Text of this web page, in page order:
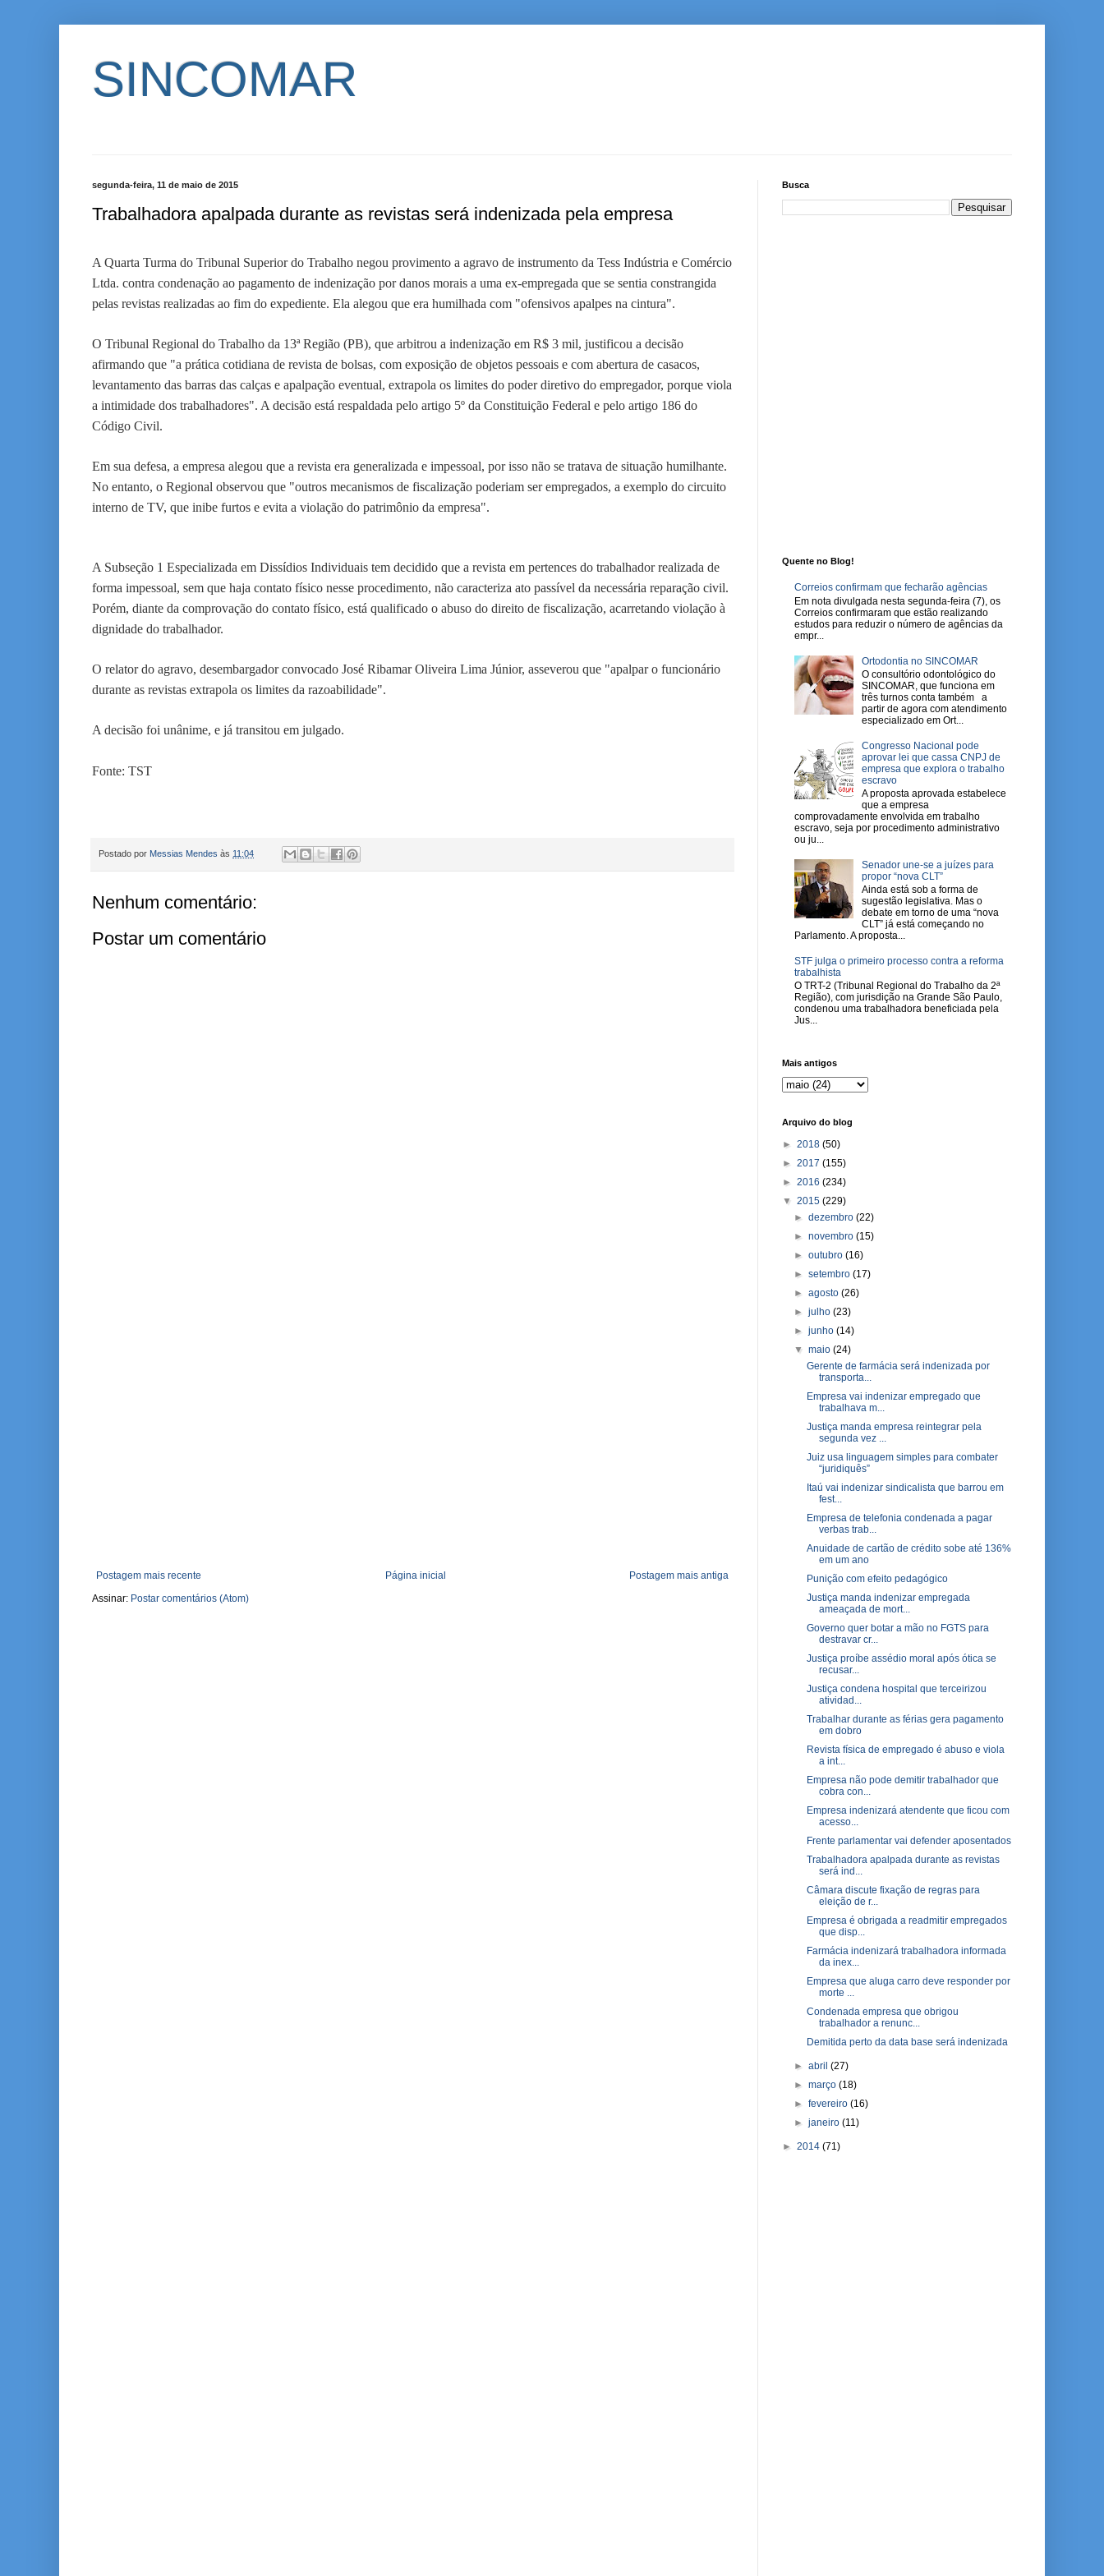
SINCOMAR
segunda-feira, 11 de maio de 2015
Trabalhadora apalpada durante as revistas será indenizada pela empresa
A Quarta Turma do Tribunal Superior do Trabalho negou provimento a agravo de instrumento da Tess Indústria e Comércio
Ltda. contra condenação ao pagamento de indenização por danos morais a uma ex-empregada que se sentia constrangida
pelas revistas realizadas ao fim do expediente. Ela alegou que era humilhada com "ofensivos apalpes na cintura".
O Tribunal Regional do Trabalho da 13ª Região (PB), que arbitrou a indenização em R$ 3 mil, justificou a decisão
afirmando que "a prática cotidiana de revista de bolsas, com exposição de objetos pessoais e com abertura de casacos,
levantamento das barras das calças e apalpação eventual, extrapola os limites do poder diretivo do empregador, porque viola
a intimidade dos trabalhadores". A decisão está respaldada pelo artigo 5º da Constituição Federal e pelo artigo 186 do
Código Civil.
Em sua defesa, a empresa alegou que a revista era generalizada e impessoal, por isso não se tratava de situação humilhante.
No entanto, o Regional observou que "outros mecanismos de fiscalização poderiam ser empregados, a exemplo do circuito
interno de TV, que inibe furtos e evita a violação do patrimônio da empresa".
A Subseção 1 Especializada em Dissídios Individuais tem decidido que a revista em pertences do trabalhador realizada de
forma impessoal, sem que haja contato físico nesse procedimento, não caracteriza ato passível da necessária reparação civil.
Porém, diante da comprovação do contato físico, está qualificado o abuso do direito de fiscalização, acarretando violação à
dignidade do trabalhador.
O relator do agravo, desembargador convocado José Ribamar Oliveira Lima Júnior, asseverou que "apalpar o funcionário
durante as revistas extrapola os limites da razoabilidade".
A decisão foi unânime, e já transitou em julgado.
Fonte: TST
Postado por Messias Mendes às 11:04
Nenhum comentário:
Postar um comentário
Postagem mais recente Postagem mais antiga
Página inicial
Assinar: Postar comentários (Atom)
Busca
Quente no Blog!
Correios confirmam que fecharão agências
Em nota divulgada nesta segunda-feira (7), os
Correios confirmaram que estão realizando
estudos para reduzir o número de agências da
empr...
Ortodontia no SINCOMAR
O consultório odontológico do
SINCOMAR, que funciona em
três turnos conta também a
partir de agora com atendimento
especializado em Ort...
Congresso Nacional pode
aprovar lei que cassa CNPJ de
empresa que explora o trabalho
escravo
A proposta aprovada estabelece
que a empresa
comprovadamente envolvida em trabalho
escravo, seja por procedimento administrativo
ou ju...
Senador une-se a juízes para
propor “nova CLT”
Ainda está sob a forma de
sugestão legislativa. Mas o
debate em torno de uma “nova
CLT” já está começando no
Parlamento. A proposta...
STF julga o primeiro processo contra a reforma
trabalhista
O TRT-2 (Tribunal Regional do Trabalho da 2ª
Região), com jurisdição na Grande São Paulo,
condenou uma trabalhadora beneficiada pela
Jus...
Mais antigos
Arquivo do blog
► 2018 (50)
► 2017 (155)
► 2016 (234)
▼ 2015 (229)
►dezembro(22)
►novembro(15)
►outubro(16)
►setembro(17)
►agosto(26)
►julho(23)
►junho(14)
▼maio(24)
Gerente de farmácia será indenizada por
transporta...
Empresa vai indenizar empregado que
trabalhava m...
Justiça manda empresa reintegrar pela
segunda vez ...
Juiz usa linguagem simples para combater
“juridiquês”
Itaú vai indenizar sindicalista que barrou em
fest...
Empresa de telefonia condenada a pagar
verbas trab...
Anuidade de cartão de crédito sobe até 136%
em um ano
Punição com efeito pedagógico
Justiça manda indenizar empregada
ameaçada de mort...
Governo quer botar a mão no FGTS para
destravar cr...
Justiça proíbe assédio moral após ótica se
recusar...
Justiça condena hospital que terceirizou
atividad...
Trabalhar durante as férias gera pagamento
em dobro
Revista física de empregado é abuso e viola
a int...
Empresa não pode demitir trabalhador que
cobra con...
Empresa indenizará atendente que ficou com
acesso...
Frente parlamentar vai defender aposentados
Trabalhadora apalpada durante as revistas
será ind...
Câmara discute fixação de regras para
eleição de r...
Empresa é obrigada a readmitir empregados
que disp...
Farmácia indenizará trabalhadora informada
da inex...
Empresa que aluga carro deve responder por
morte ...
Condenada empresa que obrigou
trabalhador a renunc...
Demitida perto da data base será indenizada
►abril(27)
►março(18)
►fevereiro(16)
►janeiro(11)
► 2014 (71)